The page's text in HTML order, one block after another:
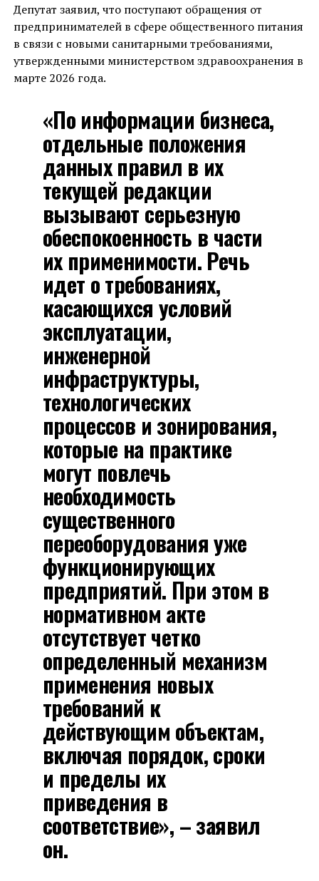
Депутат заявил, что поступают обращения от
предпринимателей в сфере общественного питания
в связи с новыми санитарными требованиями,
утвержденными министерством здравоохранения в
марте 2026 года.
«По информации бизнеса,
отдельные положения
данных правил в их
текущей редакции
вызывают серьезную
обеспокоенность в части
их применимости. Речь
идет о требованиях,
касающихся условий
эксплуатации,
инженерной
инфраструктуры,
технологических
процессов и зонирования,
которые на практике
могут повлечь
необходимость
существенного
переоборудования уже
функционирующих
предприятий. При этом в
нормативном акте
отсутствует четко
определенный механизм
применения новых
требований к
действующим объектам,
включая порядок, сроки
и пределы их
приведения в
соответствие», – заявил
он.